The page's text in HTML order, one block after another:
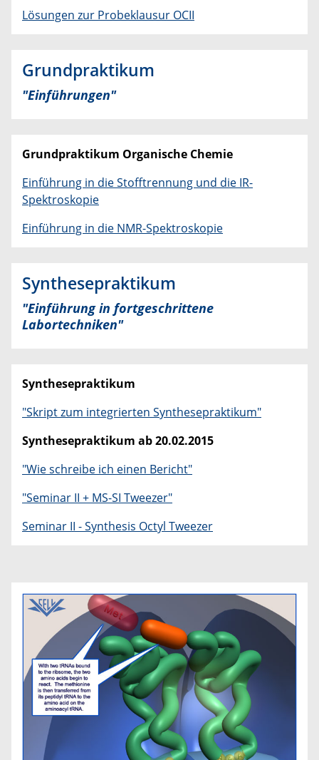
Lösungen zur Probeklausur OCII
Grundpraktikum
"Einführungen"
Grundpraktikum Organische Chemie
Einführung in die Stofftrennung und die IR-
Spektroskopie
Einführung in die NMR-Spektroskopie
Synthesepraktikum
"Einführung in fortgeschrittene
Labortechniken"
Synthesepraktikum
"Skript zum integrierten Synthesepraktikum"
Synthesepraktikum ab 20.02.2015
"Wie schreibe ich einen Bericht"
"Seminar II + MS-SI Tweezer"
Seminar II - Synthesis Octyl Tweezer